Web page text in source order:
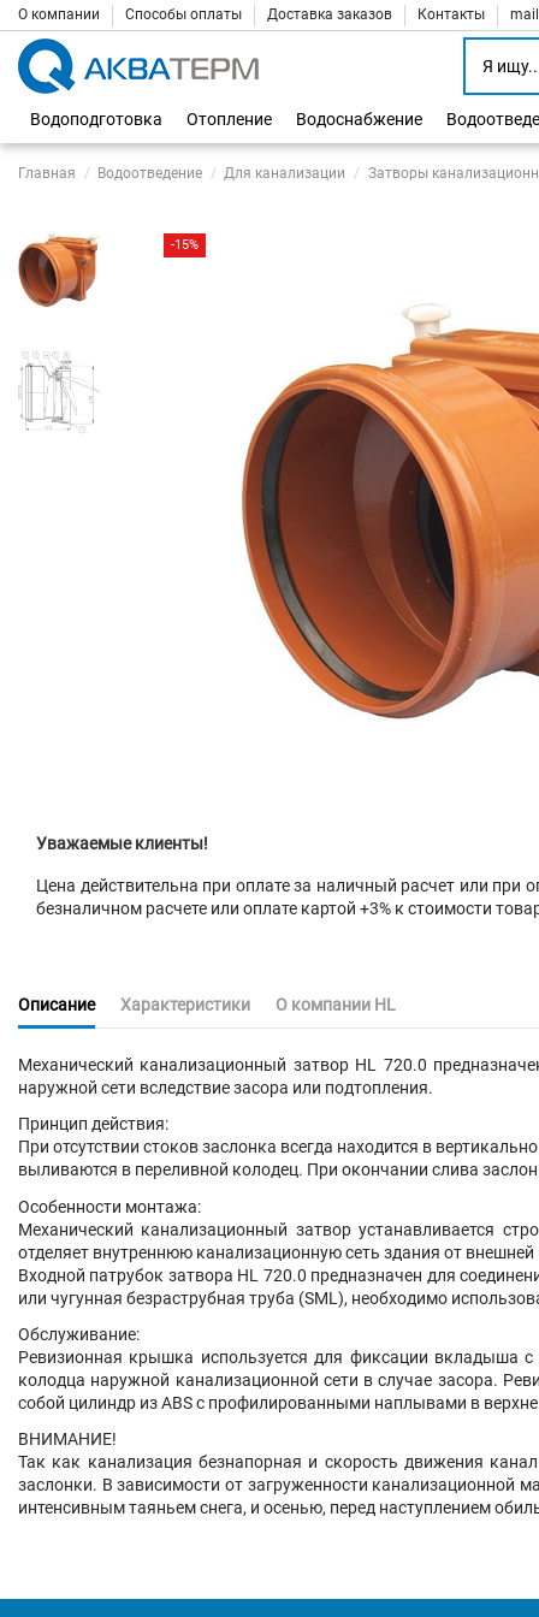
О компании Способы оплаты Доставка заказов Контакты
Водоподготовка Отопление Водоснабжение
Главная Водоотведение Для канализации Затворы
-15%
Уважаемые клиенты!
Цена действительна при оплате за наличный расчет или при
безналичном расчете или оплате картой +3% к стоимости
Описание Характеристики О компании HL
Механический канализационный затвор HL 720.0
наружной сети вследствие засора или подтопления.
Принцип действия:
При отсутствии стоков заслонка всегда находится в
выливаются в переливной колодец. При окончании слива
Особенности монтажа:
Механический канализационный затвор устанавливается
отделяет внутреннюю канализационную сеть здания от
Входной патрубок затвора HL 720.0 предназначен для
или чугунная безраструбная труба (SML), необходимо
Обслуживание:
Ревизионная крышка используется для фиксации вкладыша
колодца наружной канализационной сети в случае засора.
собой цилиндр из ABS с профилированными наплывами в
ВНИМАНИЕ!
Так как канализация безнапорная и скорость движения
заслонки. В зависимости от загруженности канализационной
интенсивным таяньем снега, и осенью, перед наступлением